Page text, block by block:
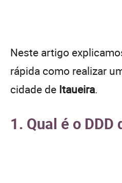
Neste artigo
rápida como realizar
cidade de Itaueira.
1. Qual é o